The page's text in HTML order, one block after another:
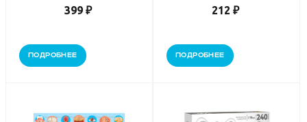
399 ₽
ПОДРОБНЕЕ
212 ₽
ПОДРОБНЕЕ